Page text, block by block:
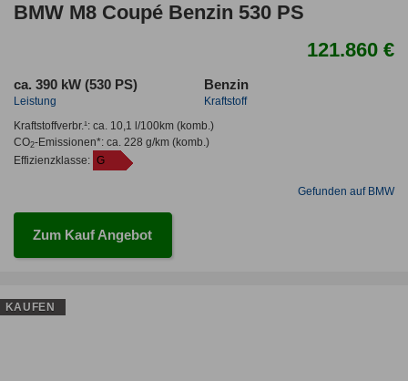
BMW M8 Coupé Benzin 530 PS
121.860 €
ca. 390 kW (530 PS)
Leistung
Benzin
Kraftstoff
Kraftstoffverbr.¹: ca. 10,1 l/100km(komb.)
CO2-Emissionen*: ca. 228 g/km(komb.)
Effizienzklasse: G
Gefunden auf BMW
Zum Kauf Angebot
KAUFEN